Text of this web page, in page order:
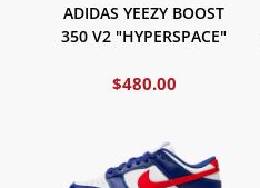
ADIDAS YEEZY BOOST
350 V2 "HYPERSPACE"
$480.00